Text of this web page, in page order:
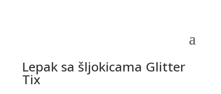
Lepak sa šljokicama Glitter
Tix